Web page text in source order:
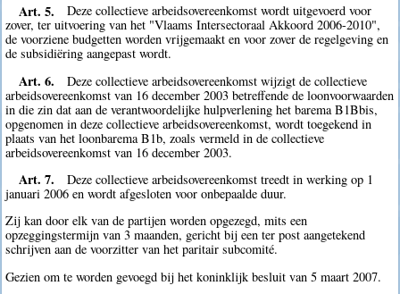
Art. 5.
Deze collectieve arbeidsovereenkomst wordt uitgevoerd voor
zover, ter uitvoering van het "Vlaams Intersectoraal Akkoord 2006-2010",
de voorziene budgetten worden vrijgemaakt en voor zover de regelgeving en
de subsidiëring aangepast wordt.
Art. 6.
Deze collectieve arbeidsovereenkomst wijzigt de collectieve
arbeidsovereenkomst van 16 december 2003 betreffende de loonvoorwaarden
in die zin dat aan de verantwoordelijke hulpverlening het barema B1Bbis,
opgenomen in deze collectieve arbeidsovereenkomst, wordt toegekend in
plaats van het loonbarema B1b, zoals vermeld in de collectieve
arbeidsovereenkomst van 16 december 2003.
Art. 7.
Deze collectieve arbeidsovereenkomst treedt in werking op 1
januari 2006 en wordt afgesloten voor onbepaalde duur.
Zij kan door elk van de partijen worden opgezegd, mits een
opzeggingstermijn van 3 maanden, gericht bij een ter post aangetekend
schrijven aan de voorzitter van het paritair subcomité.
Gezien om te worden gevoegd bij het koninklijk besluit van 5 maart 2007.